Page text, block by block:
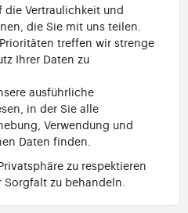
die Vertraulichkeit und
die Sie mit uns teilen.
treffen wir strenge
Ihrer Daten zu
ausführliche
in der Sie alle
Verwendung und
Daten finden.
zu respektieren
zu behandeln.